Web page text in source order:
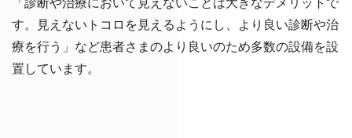
「診断や治療において見えないことは大きなデメリットで
す。見えないトコロを見えるようにし、より良い診断や治
療を行う」など患者さまのより良いのため多数の設備を設
置しています。